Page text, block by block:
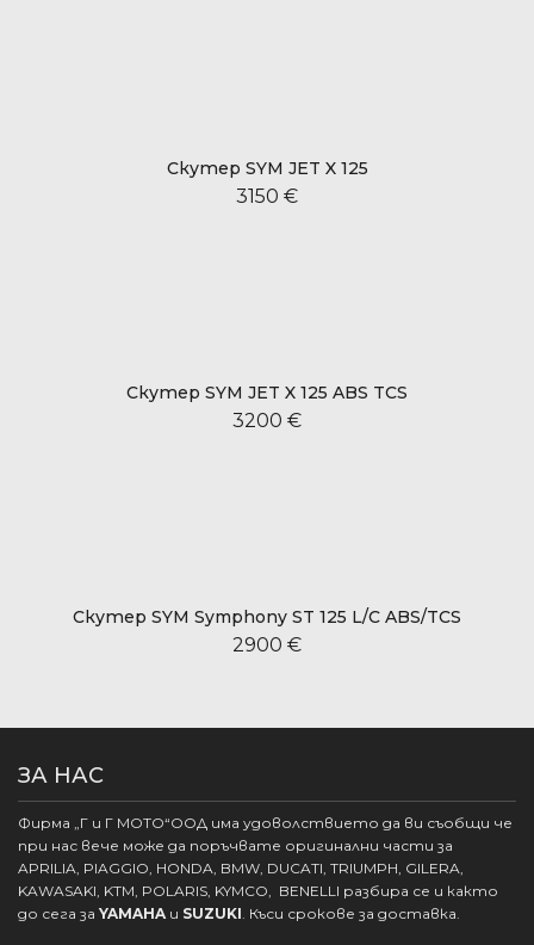
Скутер SYM JET X 125
3150 €
Скутер SYM JET X 125 ABS TCS
3200 €
Скутер SYM Symphony ST 125 L/C ABS/TCS
2900 €
ЗА НАС
Фирма „Г и Г МОТО“ООД има удоволствието да ви съобщи че
при нас вече може да поръчвате оригинални части за
APRILIA, PIAGGIO, HONDA, BMW, DUCATI, TRIUMPH, GILERA,
KAWASAKI, KTM, POLARIS, KYMCO, BENELLI разбира се и както
до сега за YAMAHA и SUZUKI. Къси срокове за доставка.